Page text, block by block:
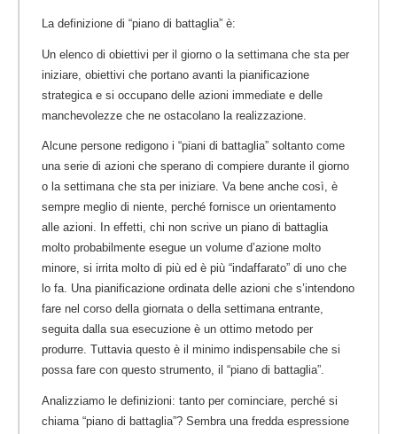
La definizione di “piano di battaglia” è:
Un elenco di obiettivi per il giorno o la settimana che sta per
iniziare, obiettivi che portano avanti la pianificazione
strategica e si occupano delle azioni immediate e delle
manchevolezze che ne ostacolano la realizzazione.
Alcune persone redigono i “piani di battaglia” soltanto come
una serie di azioni che sperano di compiere durante il giorno
o la settimana che sta per iniziare. Va bene anche così, è
sempre meglio di niente, perché fornisce un orientamento
alle azioni. In effetti, chi non scrive un piano di battaglia
molto probabilmente esegue un volume d’azione molto
minore, si irrita molto di più ed è più “indaffarato” di uno che
lo fa. Una pianificazione ordinata delle azioni che s’intendono
fare nel corso della giornata o della settimana entrante,
seguita dalla sua esecuzione è un ottimo metodo per
produrre. Tuttavia questo è il minimo indispensabile che si
possa fare con questo strumento, il “piano di battaglia”.
Analizziamo le definizioni: tanto per cominciare, perché si
chiama “piano di battaglia”? Sembra una fredda espressione